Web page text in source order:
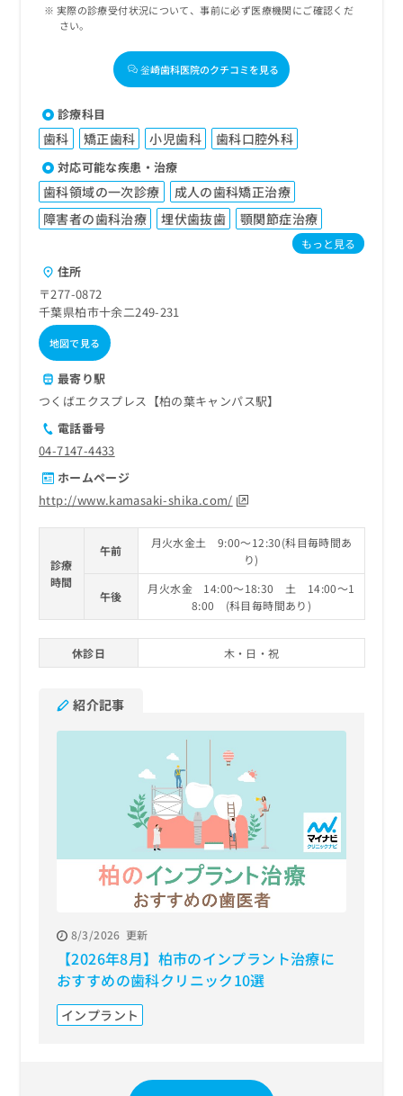
実際の診療受付状況について、事前に必ず医療機関にご確認くだ
さい。
釡崎歯科医院のクチコミを見る
診療科目
歯科 矯正歯科 小児歯科 歯科口腔外科
対応可能な疾患・治療
歯科領域の一次診療
成人の歯科矯正治療
障害者の歯科治療
埋伏歯抜歯 顎関節症治療
もっと見る
住所
〒277-0872
千葉県柏市十余二249-231
地図で見る
最寄り駅
つくばエクスプレス【柏の葉キャンパス駅】
電話番号
04-7147-4433
ホームページ
http://www.kamasaki-shika.com/
診療
時間
午前
月火水金土 9:00～12:30(科目毎時間あ
り)
午後
月火水金 14:00～18:30 土 14:00～1
8:00 (科目毎時間あり)
休診日 木・日・祝
紹介記事
8/3/2026 更新
【2026年8月】柏市のインプラント治療に
おすすめの歯科クリニック10選
インプラント